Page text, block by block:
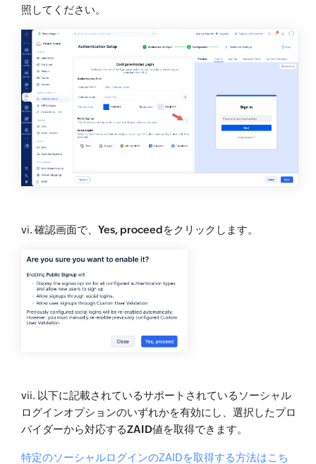
照してください。
vi. 確認画面で、 Yes, proceedをクリックします。
vii. 以下に記載されているサポートされているソーシャル
ログインオプションのいずれかを有効にし、選択したプロ
バイダーから対応するZAID値を取得できます。
特定のソーシャルログインのZAIDを取得する方法はこち